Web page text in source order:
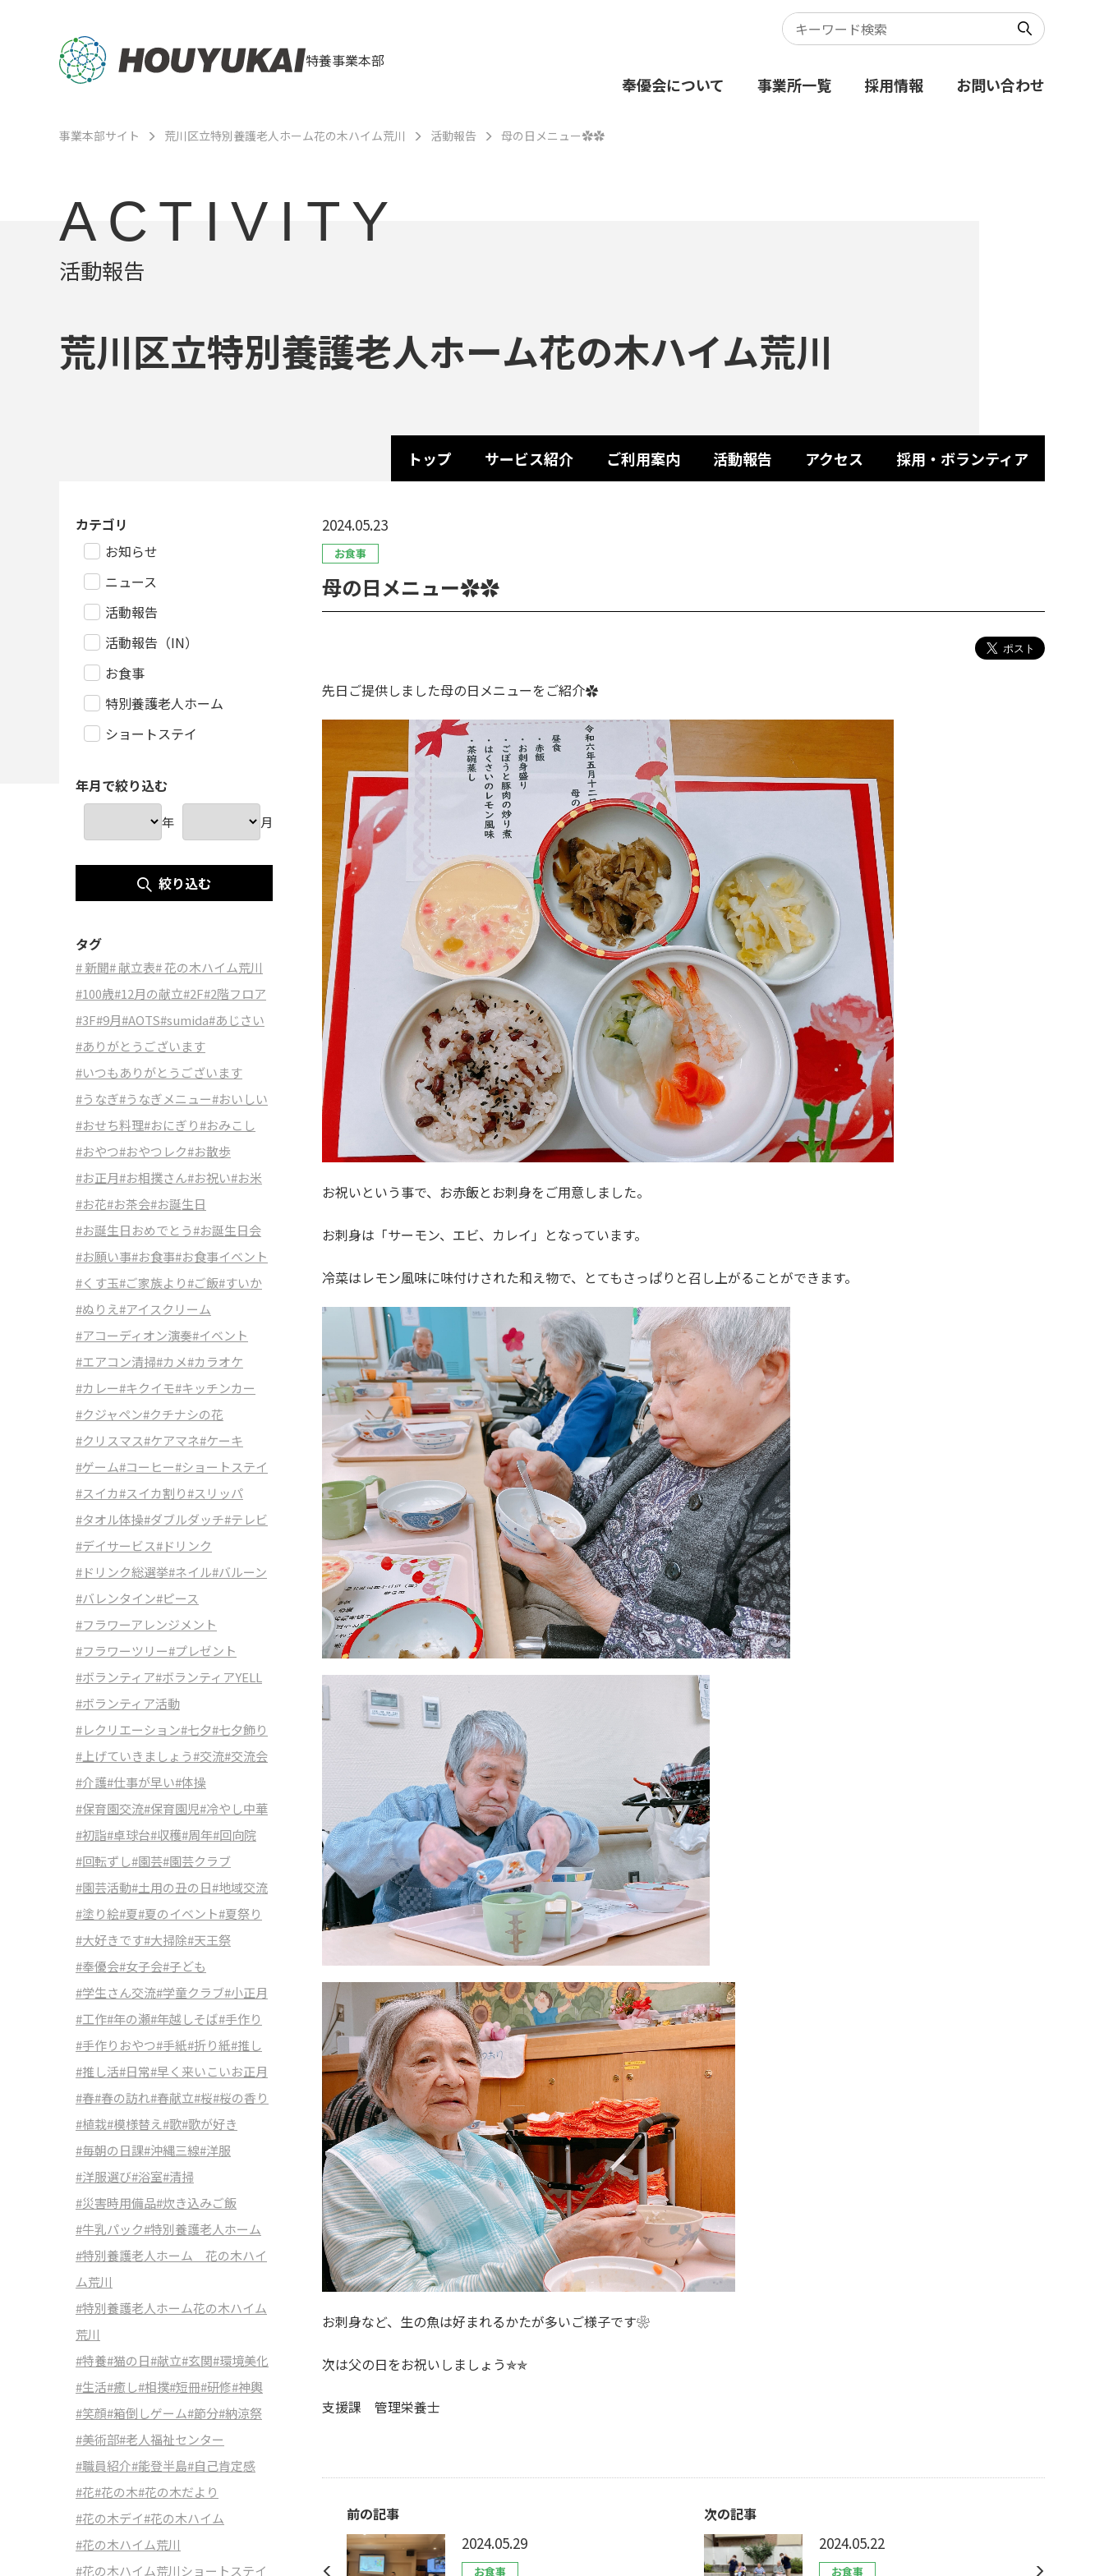
特養事業本部
奉優会について 事業所一覧 採用情報 お問い合わせ
事業本部サイト 荒川区立特別養護老人ホーム花の木ハイム荒川 活動報告 母の日メニュー✿✿
ACTIVITY
活動報告
荒川区立特別養護老人ホーム花の木ハイム荒川
トップ サービス紹介 ご利用案内 活動報告 アクセス 採用・ボランティア
2024.05.23
お食事
母の日メニュー✿✿
先日ご提供しました母の日メニューをご紹介✿
お祝いという事で、お赤飯とお刺身をご用意しました。
お刺身は「サーモン、エビ、カレイ」となっています。
冷菜はレモン風味に味付けされた和え物で、とてもさっぱりと召し上がることができます。
お刺身など、生の魚は好まれるかたが多いご様子です❀
次は父の日をお祝いしましょう✯✯
支援課 管理栄養士
前の記事
2024.05.29
お食事
次の記事
2024.05.22
お食事
カテゴリ
お知らせ
ニュース
活動報告
活動報告（IN）
お食事
特別養護老人ホーム
ショートステイ
年月で絞り込む
年 月
絞り込む
タグ
# 新聞# 献立表# 花の木ハイム荒川
#100歳#12月の献立#2F#2階フロア
#3F#9月#AOTS#sumida#あじさい
#ありがとうございます
#いつもありがとうございます
#うなぎ#うなぎメニュー#おいしい
#おせち料理#おにぎり#おみこし
#おやつ#おやつレク#お散歩
#お正月#お相撲さん#お祝い#お米
#お花#お茶会#お誕生日
#お誕生日おめでとう#お誕生日会
#お願い事#お食事#お食事イベント
#くす玉#ご家族より#ご飯#すいか
#ぬりえ#アイスクリーム
#アコーディオン演奏#イベント
#エアコン清掃#カメ#カラオケ
#カレー#キクイモ#キッチンカー
#クジャペン#クチナシの花
#クリスマス#ケアマネ#ケーキ
#ゲーム#コーヒー#ショートステイ
#スイカ#スイカ割り#スリッパ
#タオル体操#ダブルダッチ#テレビ
#デイサービス#ドリンク
#ドリンク総選挙#ネイル#バルーン
#バレンタイン#ピース
#フラワーアレンジメント
#フラワーツリー#プレゼント
#ボランティア#ボランティアYELL
#ボランティア活動
#レクリエーション#七夕#七夕飾り
#上げていきましょう#交流#交流会
#介護#仕事が早い#体操
#保育園交流#保育園児#冷やし中華
#初詣#卓球台#収穫#周年#回向院
#回転ずし#園芸#園芸クラブ
#園芸活動#土用の丑の日#地域交流
#塗り絵#夏#夏のイベント#夏祭り
#大好きです#大掃除#天王祭
#奉優会#女子会#子ども
#学生さん交流#学童クラブ#小正月
#工作#年の瀬#年越しそば#手作り
#手作りおやつ#手紙#折り紙#推し
#推し活#日常#早く来いこいお正月
#春#春の訪れ#春献立#桜#桜の香り
#植栽#模様替え#歌#歌が好き
#毎朝の日課#沖縄三線#洋服
#洋服選び#浴室#清掃
#災害時用備品#炊き込みご飯
#牛乳パック#特別養護老人ホーム
#特別養護老人ホーム 花の木ハイ
ム荒川
#特別養護老人ホーム花の木ハイム
荒川
#特養#猫の日#献立#玄関#環境美化
#生活#癒し#相撲#短冊#研修#神輿
#笑顔#箱倒しゲーム#節分#納涼祭
#美術部#老人福祉センター
#職員紹介#能登半島#自己肯定感
#花#花の木#花の木だより
#花の木デイ#花の木ハイム
#花の木ハイム荒川
#花の木ハイム荒川ショートステイ